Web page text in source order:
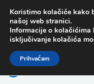
Open toolbar
sadržaj
Koristimo kolačiće kako
našoj web stranici.
Informacije o
isključivanje kolačića
Prihvaćam